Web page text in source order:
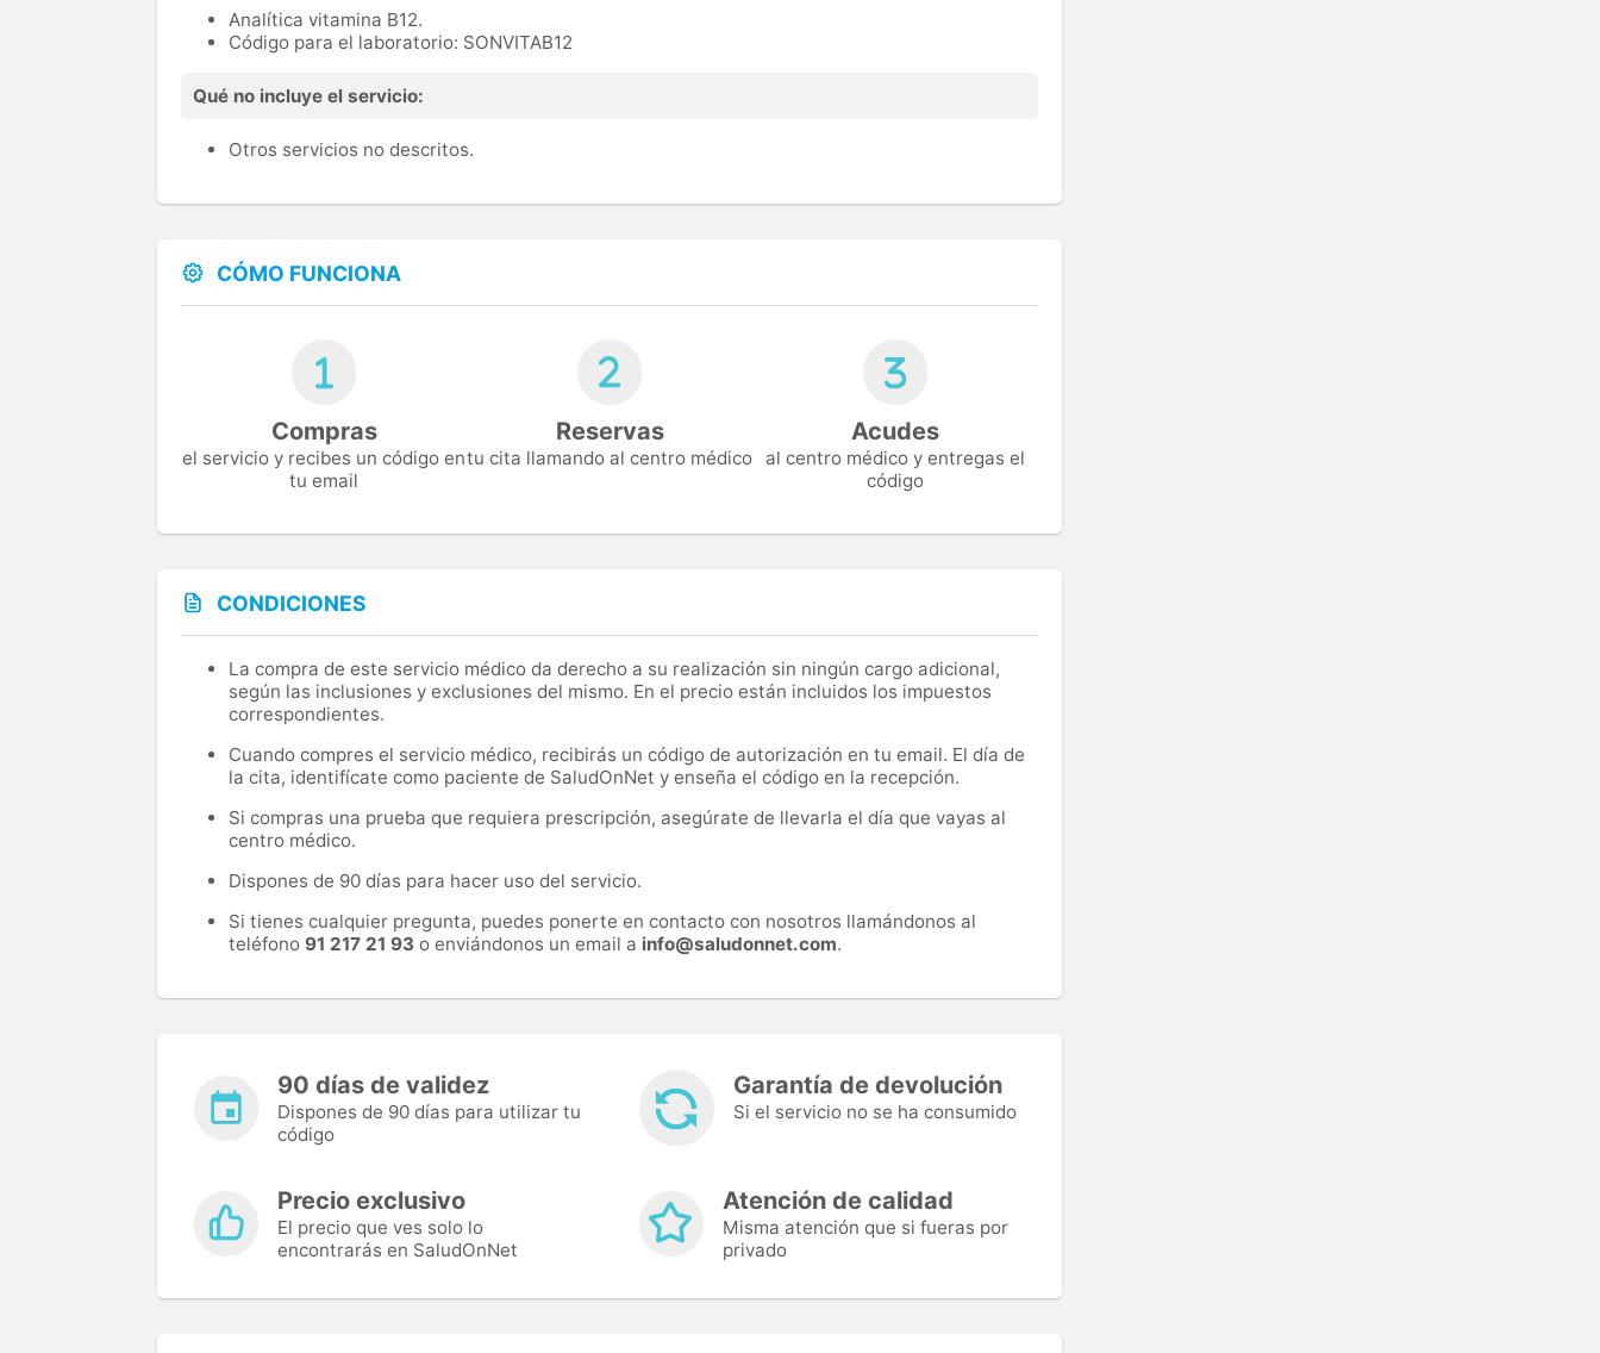
Analítica vitamina B12.
Código para el laboratorio: SONVITAB12
Qué no incluye el servicio:
Otros servicios no descritos.
CÓMO FUNCIONA
Compras
el servicio y recibes un código en
tu email
Reservas
tu cita llamando al centro médico
Acudes
al centro médico y entregas el
código
CONDICIONES
La compra de este servicio médico da derecho a su realización sin ningún cargo adicional,
según las inclusiones y exclusiones del mismo. En el precio están incluidos los impuestos
correspondientes.
Cuando compres el servicio médico, recibirás un código de autorización en tu email. El día de
la cita, identifícate como paciente de SaludOnNet y enseña el código en la recepción.
Si compras una prueba que requiera prescripción, asegúrate de llevarla el día que vayas al
centro médico.
Dispones de 90 días para hacer uso del servicio.
Si tienes cualquier pregunta, puedes ponerte en contacto con nosotros llamándonos al
teléfono 91 217 21 93 o enviándonos un email a info@saludonnet.com.
90 días de validez
Dispones de 90 días para utilizar tu
código
Garantía de devolución
Si el servicio no se ha consumido
Precio exclusivo
El precio que ves solo lo
encontrarás en SaludOnNet
Atención de calidad
Misma atención que si fueras por
privado